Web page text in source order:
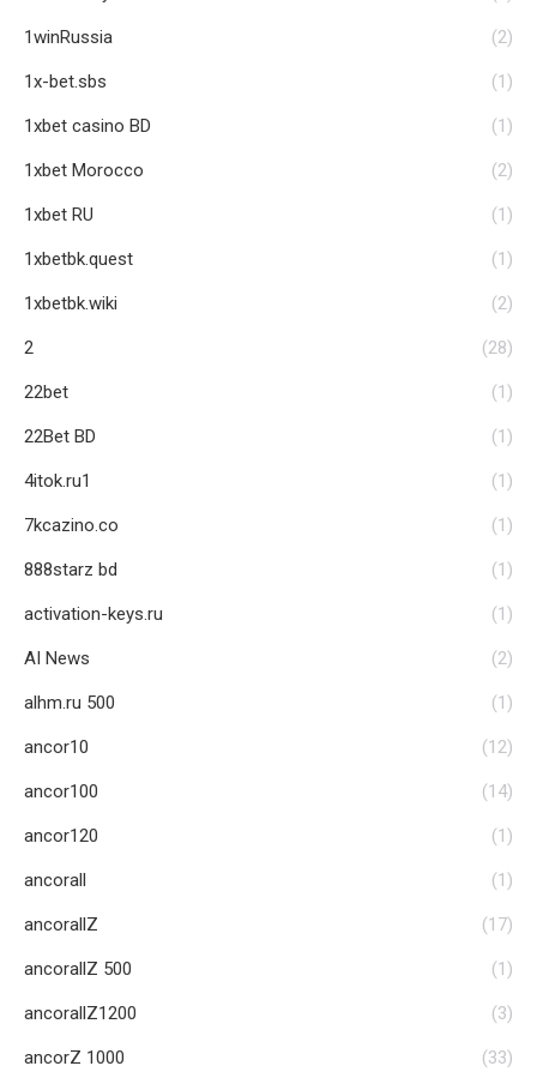
1winRussia (2)
1x-bet.sbs (1)
1xbet casino BD (1)
1xbet Morocco (2)
1xbet RU (1)
1xbetbk.quest (1)
1xbetbk.wiki (2)
2 (28)
22bet (1)
22Bet BD (1)
4itok.ru1 (1)
7kcazino.co (1)
888starz bd (1)
activation-keys.ru (1)
AI News (2)
alhm.ru 500 (1)
ancor10 (12)
ancor100 (14)
ancor120 (1)
ancorall (1)
ancorallZ (17)
ancorallZ 500 (1)
ancorallZ1200 (3)
ancorZ 1000 (33)